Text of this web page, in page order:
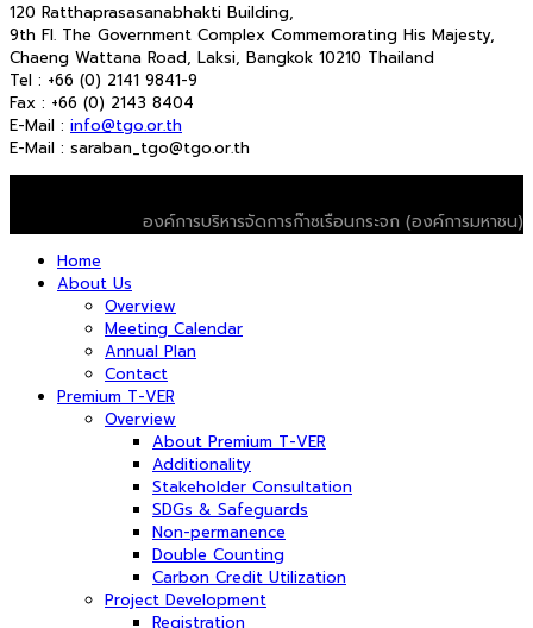
120 Ratthaprasasanabhakti Building,
9th Fl. The Government Complex Commemorating His Majesty,
Chaeng Wattana Road, Laksi, Bangkok 10210 Thailand
Tel : +66 (0) 2141 9841-9
Fax : +66 (0) 2143 8404
E-Mail : info@tgo.or.th
E-Mail : saraban_tgo@tgo.or.th
องค์การบริหารจัดการก๊าซเรือนกระจก (องค์การมหาชน)
Home
About Us
Overview
Meeting Calendar
Annual Plan
Contact
Premium T-VER
Overview
About Premium T-VER
Additionality
Stakeholder Consultation
SDGs & Safeguards
Non-permanence
Double Counting
Carbon Credit Utilization
Project Development
Registration